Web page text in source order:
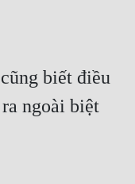
biết điều
ngoài biệt